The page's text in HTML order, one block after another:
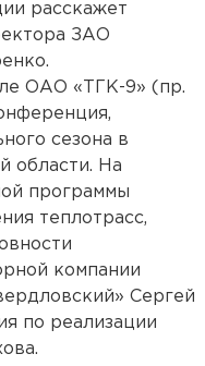
расскажет
ЗАО
ОАО «ТГК-9» (пр.
сезона в
области. На
программы
теплотрасс,
компании
Сергей
по реализации